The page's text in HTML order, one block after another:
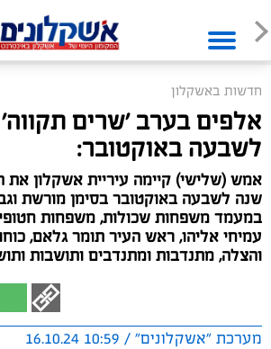
חדשות באשקלון
אלפים בערב 'שרים תקווה'
לשבעה באוקטובר:
אמש (שלישי) קיימה עיריית אשקלון את
שנה לשבעה באוקטובר בסימן מורשת
במעמד משפחות שכולות, משפחות
עמיחי אליהו, ראש העיר תומר גלאם,
והצלה, מתנדבות ומתנדבים ותושבות
מערכת "אשקלונים" / 10:59 16.10.24